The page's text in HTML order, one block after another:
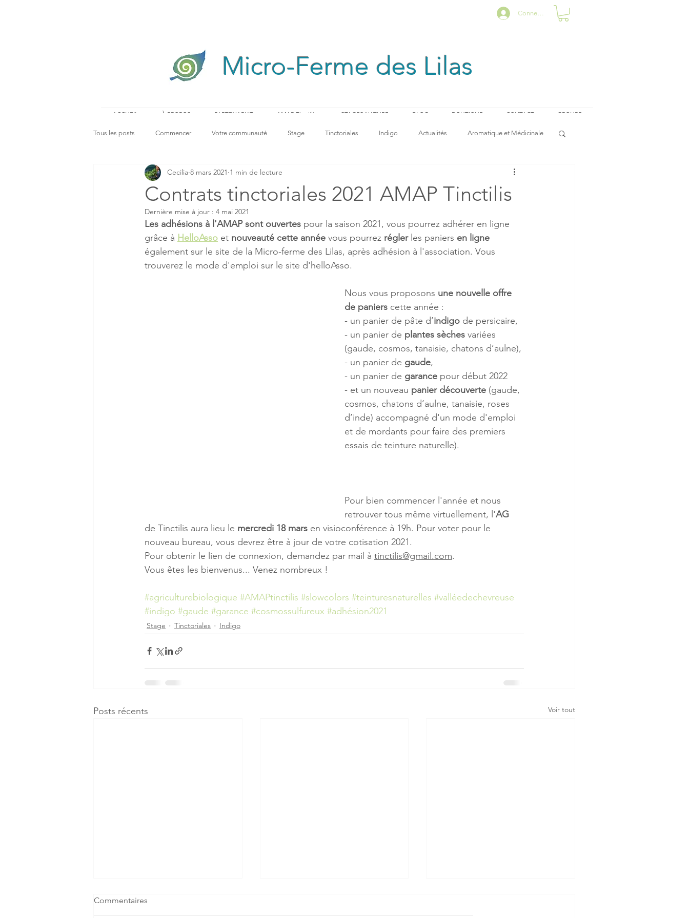
Connexion
Micro-Ferme des Lilas
ACCUEIL À PROPOS PARTENARIAT AMAP Tinctilis STAGES NATURE BLOG BOUTIQUE CONTACT GROUPE
Tous les posts Commencer Votre communauté Stage Tinctoriales Indigo Actualités Aromatique et Médicinale
Contrats tinctoriales 2021 AMAP Tinctilis
Cecilia 8 mars 2021 1 min de lecture
Dernière mise à jour : 4 mai 2021
Les adhésions à l'AMAP sont ouvertes pour la saison 2021, vous pourrez adhérer en ligne
grâce à HelloAsso et nouveauté cette année vous pourrez régler les paniers en ligne
également sur le site de la Micro-ferme des Lilas, après adhésion à l'association. Vous
trouverez le mode d'emploi sur le site d'helloAsso.
Nous vous proposons une nouvelle offre
de paniers cette année :
- un panier de pâte d’indigo de persicaire,
- un panier de plantes sèches variées
(gaude, cosmos, tanaisie, chatons d’aulne),
- un panier de gaude,
- un panier de garance pour début 2022
- et un nouveau panier découverte (gaude,
cosmos, chatons d’aulne, tanaisie, roses
d’inde) accompagné d'un mode d'emploi
et de mordants pour faire des premiers
essais de teinture naturelle).
Pour bien commencer l'année et nous
retrouver tous même virtuellement, l'AG
de Tinctilis aura lieu le mercredi 18 mars en visioconférence à 19h. Pour voter pour le
nouveau bureau, vous devrez être à jour de votre cotisation 2021.
Pour obtenir le lien de connexion, demandez par mail à tinctilis@gmail.com.
Vous êtes les bienvenus... Venez nombreux !
#agriculturebiologique #AMAPtinctilis #slowcolors #teinturesnaturelles #valléedechevreuse
#indigo #gaude #garance #cosmossulfureux #adhésion2021
Stage Tinctoriales Indigo
Posts récents Voir tout
Commentaires